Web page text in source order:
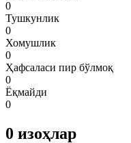
0
Тушкунлик
0
Хомушлик
0
Ҳафсаласи пир бўлмоқ
0
Ёқмайди
0
0 изоҳлар